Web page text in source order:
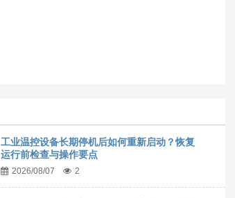
工业温控设备长期停机后如何重新启动？恢复
运行前检查与操作要点
2026/08/07 2